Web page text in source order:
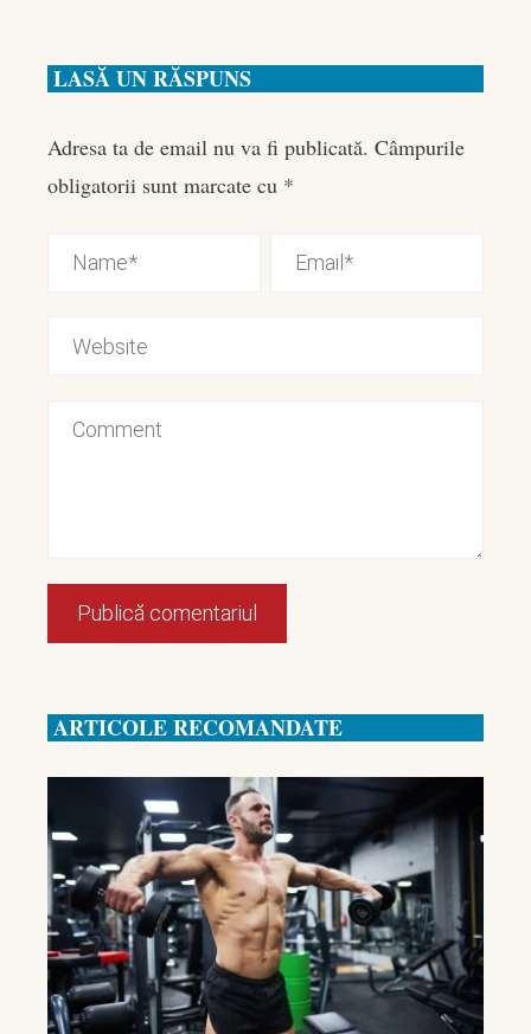
LASĂ UN RĂSPUNS
Adresa ta de email nu va fi publicată. Câmpurile
obligatorii sunt marcate cu *
ARTICOLE RECOMANDATE